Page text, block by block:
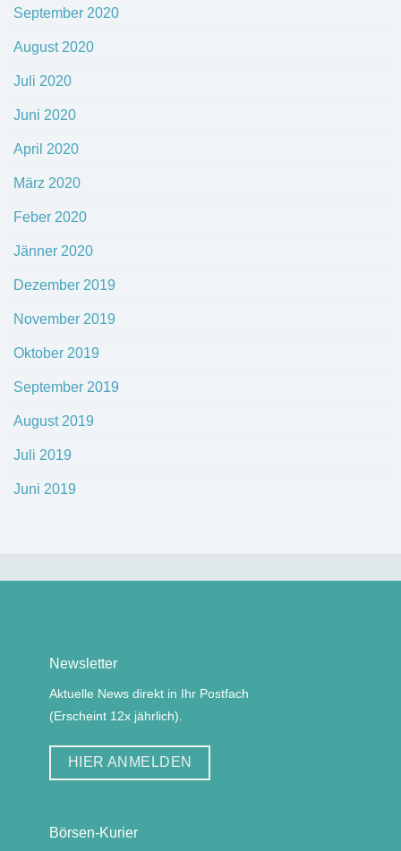
September 2020
August 2020
Juli 2020
Juni 2020
April 2020
März 2020
Feber 2020
Jänner 2020
Dezember 2019
November 2019
Oktober 2019
September 2019
August 2019
Juli 2019
Juni 2019
Newsletter
Aktuelle News direkt in Ihr Postfach
(Erscheint 12x jährlich).
HIER ANMELDEN
Börsen-Kurier